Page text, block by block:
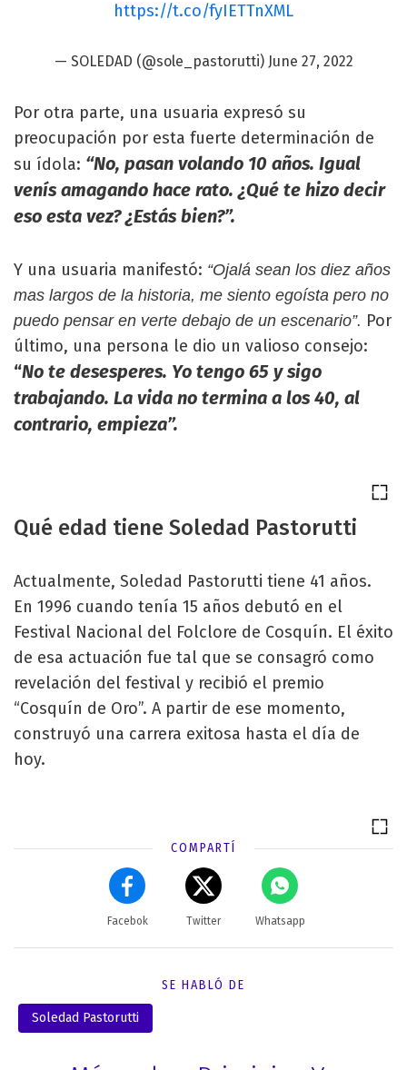
https://t.co/fyIETTnXML
— SOLEDAD (@sole_pastorutti) June 27, 2022
Por otra parte, una usuaria expresó su
preocupación por esta fuerte determinación de
su ídola: “No, pasan volando 10 años. Igual
venís amagando hace rato. ¿Qué te hizo decir
eso esta vez? ¿Estás bien?”.
Y una usuaria manifestó: “Ojalá sean los diez años
mas largos de la historia, me siento egoísta pero no
puedo pensar en verte debajo de un escenario”. Por
último, una persona le dio un valioso consejo:
“No te desesperes. Yo tengo 65 y sigo
trabajando. La vida no termina a los 40, al
contrario, empieza”.
Qué edad tiene Soledad Pastorutti
Actualmente, Soledad Pastorutti tiene 41 años.
En 1996 cuando tenía 15 años debutó en el
Festival Nacional del Folclore de Cosquín. El éxito
de esa actuación fue tal que se consagró como
revelación del festival y recibió el premio
“Cosquín de Oro”. A partir de ese momento,
construyó una carrera exitosa hasta el día de
hoy.
COMPARTÍ
Facebok Twitter Whatsapp
SE HABLÓ DE
Soledad Pastorutti